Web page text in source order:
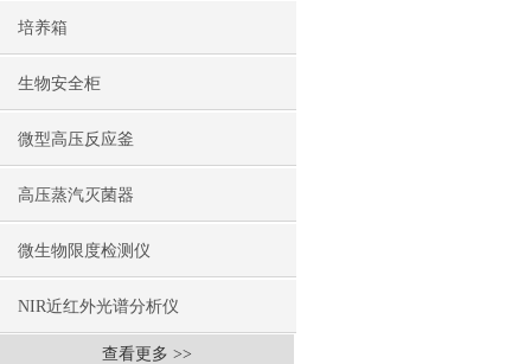
培养箱
生物安全柜
微型高压反应釜
高压蒸汽灭菌器
微生物限度检测仪
NIR近红外光谱分析仪
查看更多 >>